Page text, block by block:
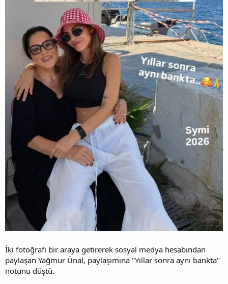
İki fotoğrafı bir araya getirerek sosyal medya hesabından
paylaşan Yağmur Ünal, paylaşımına "Yıllar sonra aynı bankta"
notunu düştü.